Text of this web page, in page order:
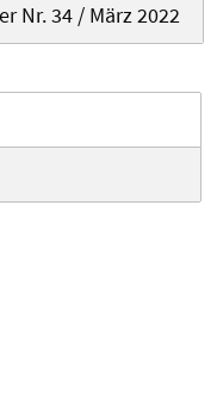
Nr. 34 / März 2022